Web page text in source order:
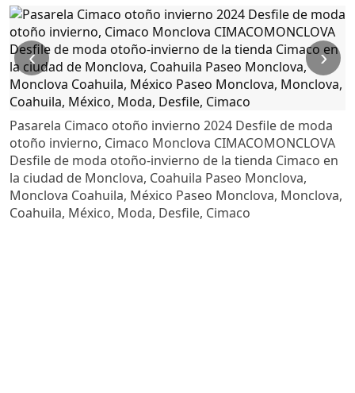
‹ ›
Pasarela Cimaco otoño invierno 2024 Desfile de moda
otoño invierno, Cimaco Monclova CIMACOMONCLOVA
Desfile de moda otoño-invierno de la tienda Cimaco en
la ciudad de Monclova, Coahuila Paseo Monclova,
Monclova Coahuila, México Paseo Monclova, Monclova,
Coahuila, México, Moda, Desfile, Cimaco